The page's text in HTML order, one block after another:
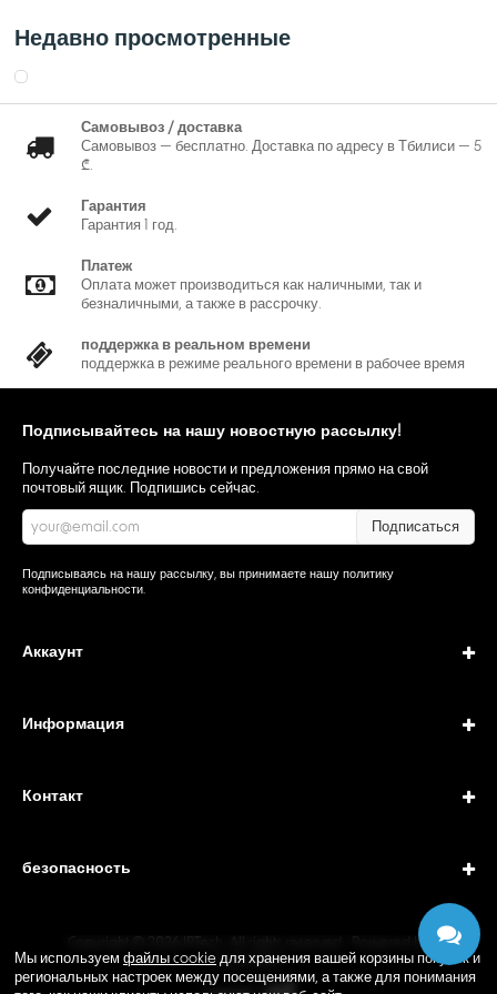
Мы используем файлы cookie для хранения вашей корзины покупок и
региональных настроек между посещениями, а также для понимания
ошибка SD-карты, отключение от сети, конфликт IP-адресов,
несанкционированный доступ и обнаружение напряжения.
> Поддержка карт Micro SD объемом до 256 ГБ; встроенный
> Питание 12 В постоянного тока/PoE, простота установки.
> Защита IP67.
IPC-HDW2441T-ZS
Недавно просмотренные
Самовывоз / доставка
Самовывоз — бесплатно. Доставка по адресу в Тбилиси — 5
₾.
Гарантия
Гарантия 1 год.
Платеж
Оплата может производиться как наличными, так и
безналичными, а также в рассрочку.
поддержка в реальном времени
поддержка в режиме реального времени в рабочее время
Подписывайтесь на нашу новостную рассылку!
Получайте последние новости и предложения прямо на свой
почтовый ящик. Подпишись сейчас.
Подписаться
Подписываясь на нашу рассылку, вы принимаете нашу политику
конфиденциальности.
Аккаунт
Информация
Контакт
безопасность
Copyright © 2026 IPTech. All rights reserved · Powered by
GEODANI®